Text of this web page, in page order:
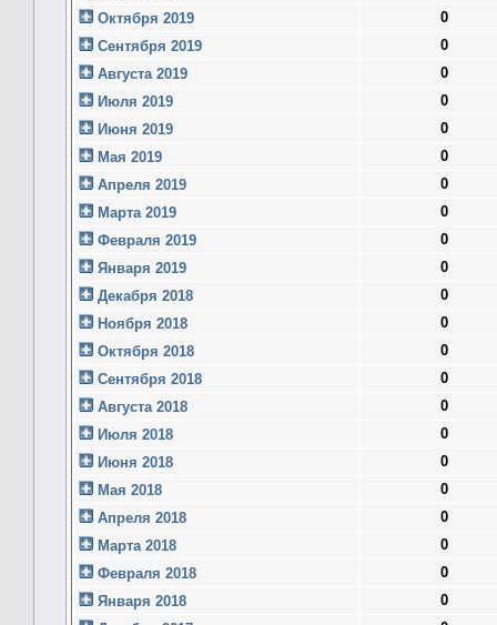
Октября 2019
0
Сентября 2019
0
Августа 2019
0
Июля 2019
0
Июня 2019
0
Мая 2019
0
Апреля 2019
0
Марта 2019
0
Февраля 2019
0
Января 2019
0
Декабря 2018
0
Ноября 2018
0
Октября 2018
0
Сентября 2018
0
Августа 2018
0
Июля 2018
0
Июня 2018
0
Мая 2018
0
Апреля 2018
0
Марта 2018
0
Февраля 2018
0
Января 2018
0